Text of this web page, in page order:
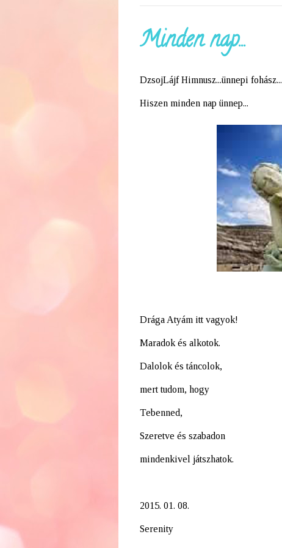
Minden nap...
DzsojLájf Himnusz...ünnepi fohász...
Hiszen minden nap ünnep...
Drága Atyám itt vagyok!
Maradok és alkotok.
Dalolok és táncolok,
mert tudom, hogy
Tebenned,
Szeretve és szabadon
mindenkivel játszhatok.
2015. 01. 08.
Serenity